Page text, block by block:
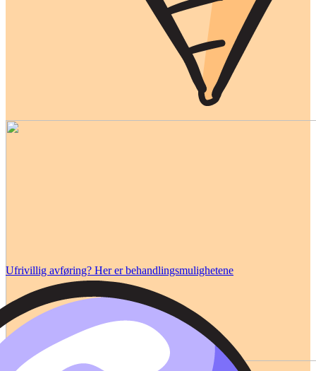
Ufrivillig avføring? Her er behandlingsmulighetene